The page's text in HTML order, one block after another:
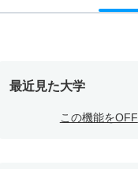
最近見た大学
この機能をOFF